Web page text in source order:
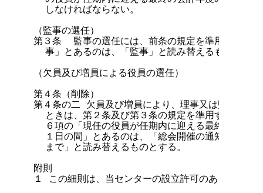
  しなければならない。
（監事の選任）
第３条  監事の選任には、前条の規定を準用する。
事」とあるのは、「監事」と読み替えるものとする
（欠員及び増員による役員の選任）
第４条（削除）
第４条の二 欠員及び増員により、理事又は監事を緊
ときは、第２条及び第３条の規定を準用する。こ
６項の「現任の役員が任期内に迎える最終の会計
１日の間」とあるのは、「総会開催の通知を行っ
  まで」と読み替えるものとする。
附則
１ この細則は、当センターの設立許可のあった日か